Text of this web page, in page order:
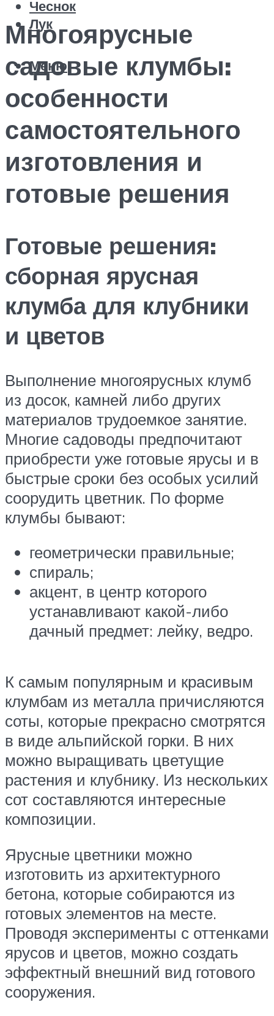
Чеснок
Лук
Меню
Многоярусные
садовые клумбы:
особенности
самостоятельного
изготовления и
готовые решения
Готовые решения:
сборная ярусная
клумба для клубники
и цветов
Выполнение многоярусных клумб
из досок, камней либо других
материалов трудоемкое занятие.
Многие садоводы предпочитают
приобрести уже готовые ярусы и в
быстрые сроки без особых усилий
соорудить цветник. По форме
клумбы бывают:
геометрически правильные;
спираль;
акцент, в центр которого
устанавливают какой-либо
дачный предмет: лейку, ведро.
К самым популярным и красивым
клумбам из металла причисляются
соты, которые прекрасно смотрятся
в виде альпийской горки. В них
можно выращивать цветущие
растения и клубнику. Из нескольких
сот составляются интересные
композиции.
Ярусные цветники можно
изготовить из архитектурного
бетона, которые собираются из
готовых элементов на месте.
Проводя эксперименты с оттенками
ярусов и цветов, можно создать
эффектный внешний вид готового
сооружения.